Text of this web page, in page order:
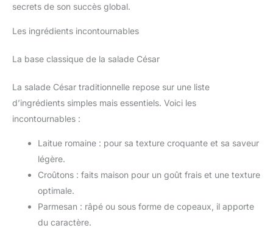
secrets de son succès global.
Les ingrédients incontournables
La base classique de la salade César
La salade César traditionnelle repose sur une liste
d’ingrédients simples mais essentiels. Voici les
incontournables :
Laitue romaine : pour sa texture croquante et sa saveur
légère.
Croûtons : faits maison pour un goût frais et une texture
optimale.
Parmesan : râpé ou sous forme de copeaux, il apporte
du caractère.